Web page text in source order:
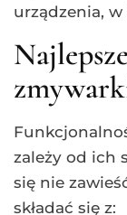
urządzenia,
zależy od ich
się nie
składać się z: